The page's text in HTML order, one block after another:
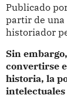
Publicado
partir de una
historiador
Sin
convertirse
historia, la
intelectuales